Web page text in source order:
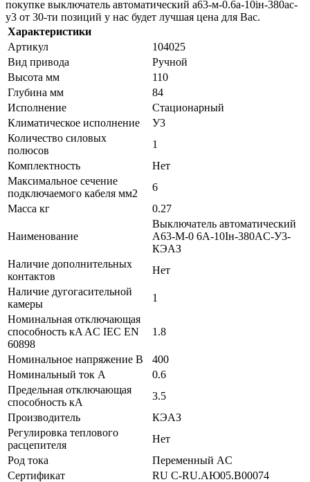
покупке выключатель автоматический а63-м-0.6а-10iн-380ac-
у3 от 30-ти позиций у нас будет лучшая цена для Вас.
Характеристики
Артикул
104025
Вид привода
Ручной
Высота мм
110
Глубина мм
84
Исполнение
Стационарный
Климатическое исполнение
У3
Количество силовых
полюсов
1
Комплектность
Нет
Максимальное сечение
подключаемого кабеля мм2
6
Масса кг
0.27
Наименование
Выключатель автоматический
А63-М-0 6А-10Iн-380AC-У3-
КЭАЗ
Наличие дополнительных
контактов
Нет
Наличие дугогасительной
камеры
1
Номинальная отключающая
способность кA AC IEC EN
60898
1.8
Номинальное напряжение В
400
Номинальный ток А
0.6
Предельная отключающая
способность кA
3.5
Производитель
КЭАЗ
Регулировка теплового
расцепителя
Нет
Род тока
Переменный AC
Сертификат
RU C-RU.АЮ05.B00074